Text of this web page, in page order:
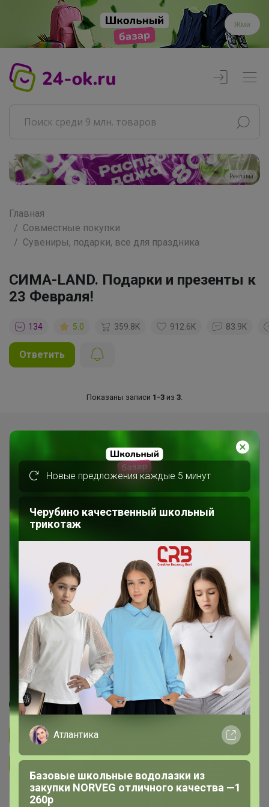
Жми
Реклама
Главная
Совместные покупки
Сувениры, подарки, все для праздника
СИМА-LAND. Подарки и презенты к
23 Февраля!
134 5.0 359.8K 912.6K 83.9K
Ответить
Показаны записи 1-3 из 3
Сбор заказов в данной закупке
завершен
Перейти к текущей закупке
Джилка
Подписаться на закупку
Подписаться на организатора 6.7K
Завершена
Новые предложения каждые 5 минут
Черубино качественный школьный
трикотаж
Атлантика
Базовые школьные водолазки из
закупки NORVEG отличного качества —1
260р